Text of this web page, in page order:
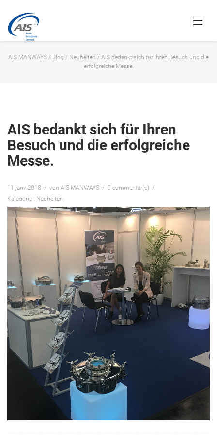
AIS MANWAYS / Blog / Neuheiten / AIS bedankt sich für Ihren Besuch und die
erfolgreiche Messe.
AIS bedankt sich für Ihren
Besuch und die erfolgreiche
Messe.
11 janv 2018 von AIS MANWAYS
0 commentar(e)
Kategorie : Neuheiten